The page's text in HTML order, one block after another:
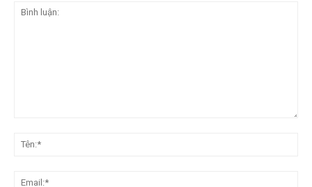
luận: